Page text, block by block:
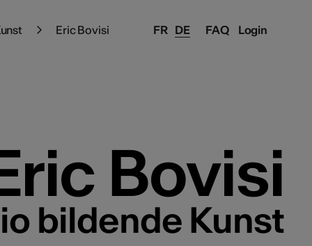
FAQ Login
FR DE
Eric Bovisi
Bovisi
bildende Kunst